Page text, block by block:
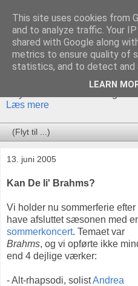
Akademisk
Kor
Akademisk Orkester og Kor
Læs mere
13. juni 2005
Kan De li' Brahms?
Vi holder nu sommerferie efter
have afsluttet sæsonen med
sommerkoncert. Temaet var
Brahms, og vi opførte ikke
end 4 dejlige værker:
- Alt-rhapsodi, solistAndrea
This site uses cookies from
and to analyze traffic. Your
shared with Google along
metrics to ensure quality of
statistics, and to detect and
LEARN